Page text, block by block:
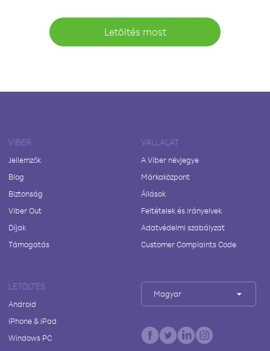
Letöltés most
VIBER
Jellemzők
Blog
Biztonság
Viber Out
Díjak
Támogatás
VÁLLALAT
A Viber névjegye
Márkaközpont
Állások
Feltételek és irányelvek
Adatvédelmi szabályzat
Customer Complaints Code
LETÖLTÉS
Android
iPhone & iPad
Windows PC
Magyar